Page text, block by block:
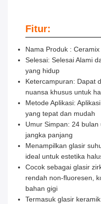
Fitur:
Nama Produk :
Selesai: Selesai Alami
yang hidup
Ketercampuran: Dapat
nuansa khusus untuk
Metode Aplikasi:
yang tepat dan mudah
Umur Simpan: 24
jangka panjang
Menampilkan glasir
ideal untuk estetika
Cocok sebagai glasir
rendah non-fluoresen,
bahan gigi
Termasuk glasir